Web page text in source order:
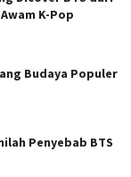
K-Pop
Budaya Populer
Penyebab BTS